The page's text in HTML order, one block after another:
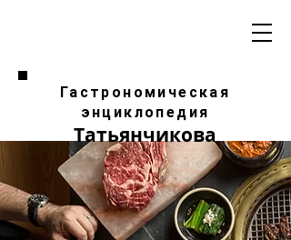
Гастрономическая
энциклопедия
Татьянчикова